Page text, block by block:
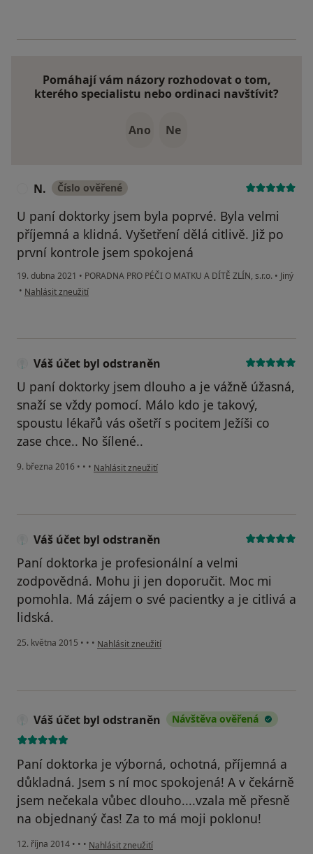
Pomáhají vám názory rozhodovat o tom,
kterého specialistu nebo ordinaci navštívit?
Ano Ne
N. Číslo ověřené
U paní doktorky jsem byla poprvé. Byla velmi
příjemná a klidná. Vyšetření dělá citlivě. Již po
první kontrole jsem spokojená
19. dubna 2021 • PORADNA PRO PÉČI O MATKU A DÍTĚ ZLÍN, s.r.o. • Jiný
• podle názoru uživatele N.
Nahlásit zneužití
Váš účet byl odstraněn
U paní doktorky jsem dlouho a je vážně úžasná,
snaží se vždy pomocí. Málo kdo je takový,
spoustu lékařů vás ošetří s pocitem Ježíši co
zase chce.. No šílené..
9. března 2016 • • • podle názoru uživatele Váš účet byl odstraněn
Nahlásit zneužití
Váš účet byl odstraněn
Paní doktorka je profesionální a velmi
zodpovědná. Mohu ji jen doporučit. Moc mi
pomohla. Má zájem o své pacientky a je citlivá a
lidská.
25. května 2015 • • • podle názoru uživatele Váš účet byl odstraněn
Nahlásit zneužití
Váš účet byl odstraněn Návštěva ověřená
Paní doktorka je výborná, ochotná, příjemná a
důkladná. Jsem s ní moc spokojená! A v čekárně
jsem nečekala vůbec dlouho....vzala mě přesně
na objednaný čas! Za to má moji poklonu!
12. října 2014 • • • podle názoru uživatele Váš účet byl odstraněn
Nahlásit zneužití